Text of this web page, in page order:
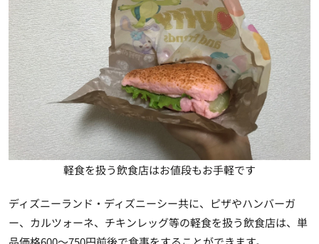
軽食を扱う飲食店はお値段もお手軽です
ディズニーランド・ディズニーシー共に、ピザやハンバーガ
ー、カルツォーネ、チキンレッグ等の軽食を扱う飲食店は、単